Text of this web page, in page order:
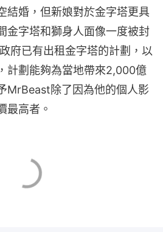
結婚，但新娘對於金字塔更具
金字塔和獅身人面像一度被封
府已有出租金字塔的計劃，以
計劃能夠為當地帶來2,000億
MrBeast除了因為他的個人影
最高者。